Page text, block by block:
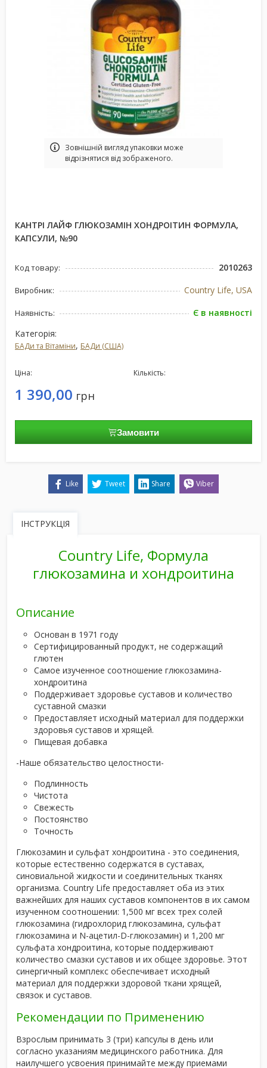
Зовнішній вигляд упаковки може
відрізнятися від зображеного.
КАНТРІ ЛАЙФ ГЛЮКОЗАМІН ХОНДРОІТИН ФОРМУЛА,
КАПСУЛИ, №90
Код товару: 2010263
Виробник: Country Life, USA
Наявність:
Є в наявності
Категорія:
БАДи та Вітаміни, БАДи (США)
Ціна:
1 390,00 грн
Кількість:
Замовити
Like Tweet Share Viber
ІНСТРУКЦІЯ
Country Life, Формула
глюкозамина и хондроитина
Описание
Основан в 1971 году
Сертифицированный продукт, не содержащий
глютен
Самое изученное соотношение глюкозамина-
хондроитина
Поддерживает здоровье суставов и количество
суставной смазки
Предоставляет исходный материал для поддержки
здоровья суставов и хрящей.
Пищевая добавка
-Наше обязательство целостности-
Подлинность
Чистота
Свежесть
Постоянство
Точность
Глюкозамин и сульфат хондроитина - это соединения,
которые естественно содержатся в суставах,
синовиальной жидкости и соединительных тканях
организма. Country Life предоставляет оба из этих
важнейших для наших суставов компонентов в их самом
изученном соотношении: 1,500 мг всех трех солей
глюкозамина (гидрохлорид глюкозамина, сульфат
глюкозамина и N-ацетил-D-глюкозамин) и 1,200 мг
сульфата хондроитина, которые поддерживают
количество смазки суставов и их общее здоровье. Этот
синергичный комплекс обеспечивает исходный
материал для поддержки здоровой ткани хрящей,
связок и суставов.
Рекомендации по Применению
Взрослым принимать 3 (три) капсулы в день или
согласно указаниям медицинского работника. Для
наилучшего усвоения принимайте между приемами